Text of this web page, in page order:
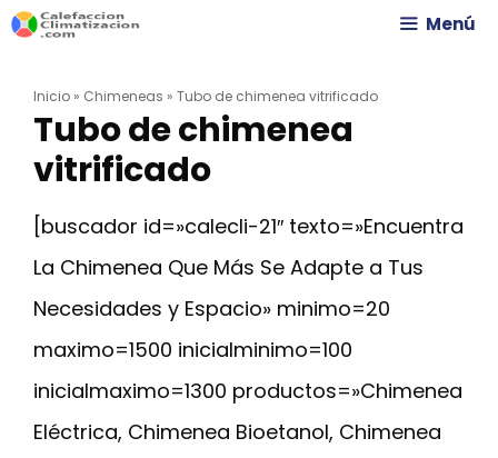
Saltar
contenido
Menú
Inicio » Chimeneas » Tubo de chimenea vitrificado
Tubo de chimenea
vitrificado
[buscador id=»calecli-21″ texto=»Encuentra
La Chimenea Que Más Se Adapte a Tus
Necesidades y Espacio» minimo=20
maximo=1500 inicialminimo=100
inicialmaximo=1300 productos=»Chimenea
Eléctrica, Chimenea Bioetanol, Chimenea